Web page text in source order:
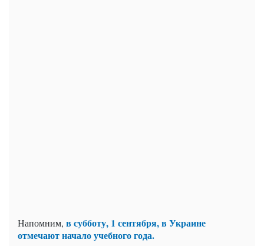
Напомним, в субботу, 1 сентября, в Украине
отмечают начало учебного года.